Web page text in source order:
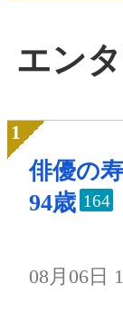
エン
俳優の
94歳 164
08月06日